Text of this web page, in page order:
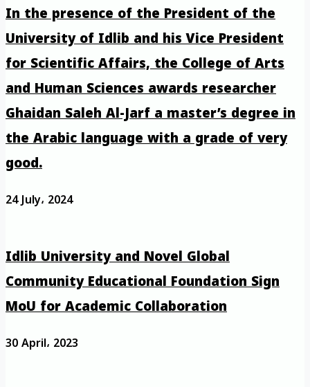
In the presence of the President of the
University of Idlib and his Vice President
for Scientific Affairs, the College of Arts
and Human Sciences awards researcher
Ghaidan Saleh Al-Jarf a master’s degree in
the Arabic language with a grade of very
good.
24 July، 2024
Idlib University and Novel Global
Community Educational Foundation Sign
MoU for Academic Collaboration
30 April، 2023